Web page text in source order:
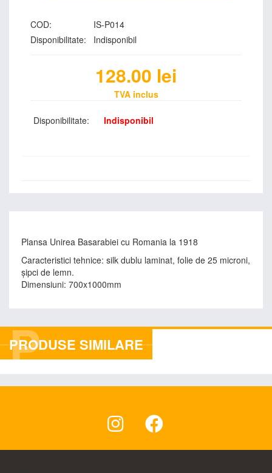
COD:
IS-P014
Disponibilitate:
Indisponibil
128.00 lei
TVA inclus
Disponibilitate: Indisponibil
Plansa Unirea Basarabiei cu Romania la 1918
Caracteristici tehnice: silk dublu laminat, folie de 25 microni,
șipci de lemn.
Dimensiuni: 700x1000mm
P
PRODUSE SIMILARE